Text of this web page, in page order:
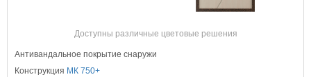
Доступны различные цветовые решения
Антивандальное покрытие снаружи
Конструкция МК 750+